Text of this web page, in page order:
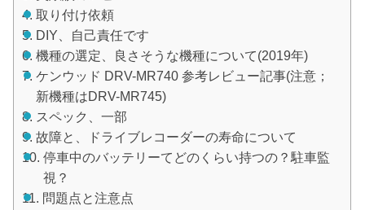
取り付け依頼
DIY、自己責任です
機種の選定、良さそうな機種について(2019年)
ケンウッド DRV-MR740 参考レビュー記事(注意；
新機種はDRV-MR745)
スペック、一部
故障と、ドライブレコーダーの寿命について
停車中のバッテリーてどのくらい持つの？駐車監
視？
問題点と注意点